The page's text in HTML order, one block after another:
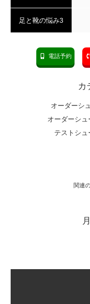
足と靴の悩み3
電話予約
カ
オーダーシ
オーダーシ
テストシュ
関連